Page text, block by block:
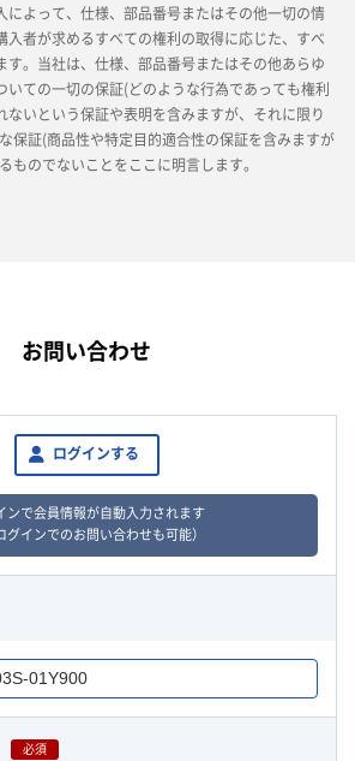
によって、仕様、部品番号またはその他一切の情
入者が求めるすべての権利の取得に応じた、すべ
す。当社は、仕様、部品番号またはその他あらゆ
いての一切の保証(どのような行為であっても権利
ないという保証や表明を含みますが、それに限り
保証(商品性や特定目的適合性の保証を含みますが
ものでないことをここに明言します。
お問い合わせ
ログインする
ンで会員情報が自動入力されます
グインでのお問い合わせも可能）
必須